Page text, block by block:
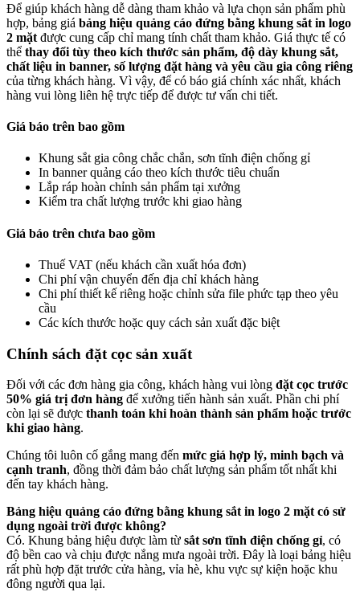
Để giúp khách hàng dễ dàng tham khảo và lựa chọn sản phẩm phù
hợp, bảng giá bảng hiệu quảng cáo đứng bằng khung sắt in logo
2 mặt được cung cấp chỉ mang tính chất tham khảo. Giá thực tế có
thể thay đổi tùy theo kích thước sản phẩm, độ dày khung sắt,
chất liệu in banner, số lượng đặt hàng và yêu cầu gia công riêng
của từng khách hàng. Vì vậy, để có báo giá chính xác nhất, khách
hàng vui lòng liên hệ trực tiếp để được tư vấn chi tiết.
Giá báo trên bao gồm
Khung sắt gia công chắc chắn, sơn tĩnh điện chống gỉ
In banner quảng cáo theo kích thước tiêu chuẩn
Lắp ráp hoàn chỉnh sản phẩm tại xưởng
Kiểm tra chất lượng trước khi giao hàng
Giá báo trên chưa bao gồm
Thuế VAT (nếu khách cần xuất hóa đơn)
Chi phí vận chuyển đến địa chỉ khách hàng
Chi phí thiết kế riêng hoặc chỉnh sửa file phức tạp theo yêu
cầu
Các kích thước hoặc quy cách sản xuất đặc biệt
Chính sách đặt cọc sản xuất
Đối với các đơn hàng gia công, khách hàng vui lòng đặt cọc trước
50% giá trị đơn hàng để xưởng tiến hành sản xuất. Phần chi phí
còn lại sẽ được thanh toán khi hoàn thành sản phẩm hoặc trước
khi giao hàng.
Chúng tôi luôn cố gắng mang đến mức giá hợp lý, minh bạch và
cạnh tranh, đồng thời đảm bảo chất lượng sản phẩm tốt nhất khi
đến tay khách hàng.
Bảng hiệu quảng cáo đứng bằng khung sắt in logo 2 mặt có sử
dụng ngoài trời được không?
Có. Khung bảng hiệu được làm từ sắt sơn tĩnh điện chống gỉ, có
độ bền cao và chịu được nắng mưa ngoài trời. Đây là loại bảng hiệu
rất phù hợp đặt trước cửa hàng, vỉa hè, khu vực sự kiện hoặc khu
đông người qua lại.